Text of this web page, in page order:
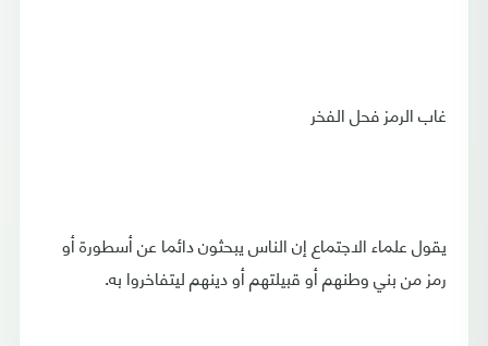
غاب الرمز فحل الفخر
يقول علماء الاجتماع إن الناس يبحثون دائما عن أسطورة أو
رمز من بني وطنهم أو قبيلتهم أو دينهم ليتفاخروا به.